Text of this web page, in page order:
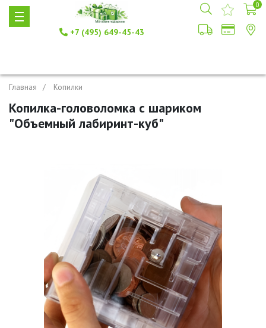
+7 (495) 649-45-43
0
Главная Копилки
Копилка-головоломка с шариком
"Объемный лабиринт-куб"